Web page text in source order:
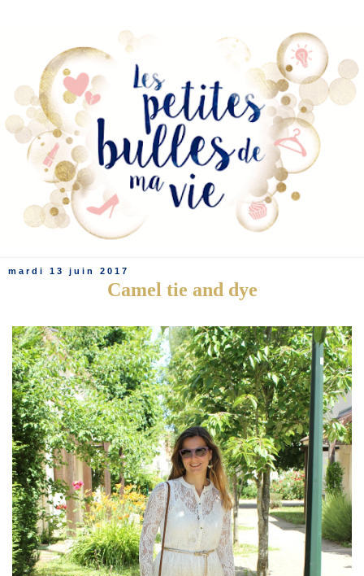
mardi 13 juin 2017
Camel tie and dye